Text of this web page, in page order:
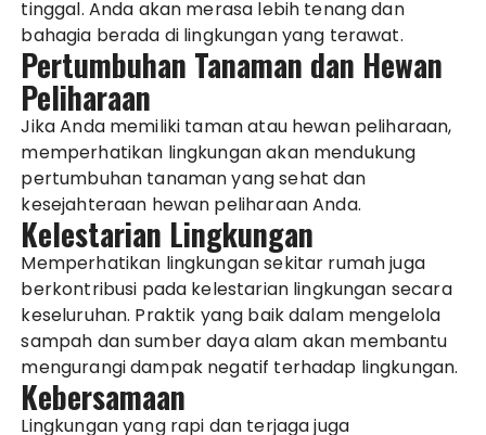
tinggal. Anda akan merasa lebih tenang dan
bahagia berada di lingkungan yang terawat.
Pertumbuhan Tanaman dan Hewan
Peliharaan
Jika Anda memiliki taman atau hewan peliharaan,
memperhatikan lingkungan akan mendukung
pertumbuhan tanaman yang sehat dan
kesejahteraan hewan peliharaan Anda.
Kelestarian Lingkungan
Memperhatikan lingkungan sekitar rumah juga
berkontribusi pada kelestarian lingkungan secara
keseluruhan. Praktik yang baik dalam mengelola
sampah dan sumber daya alam akan membantu
mengurangi dampak negatif terhadap lingkungan.
Kebersamaan
Lingkungan yang rapi dan terjaga juga